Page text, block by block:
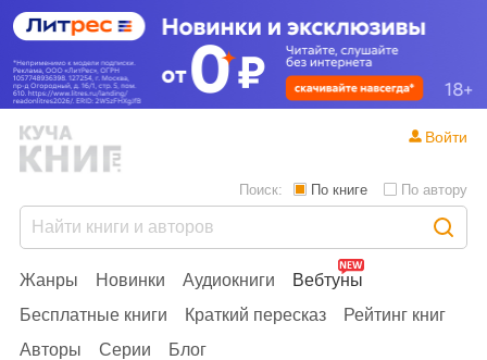
Жанры Новинки Аудиокниги
Вебтуны
Бесплатные книги
Краткий пересказ
Рейтинг книг
Авторы
Серии Блог
Поиск: По книге По автору
Войти